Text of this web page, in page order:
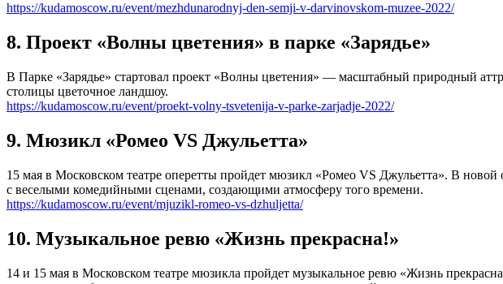
https://kudamoscow.ru/event/mezhdunarodnyj-den-semji-v-darvinovskom-muzee-2022/
8. Проект «Волны цветения» в парке «Зарядье»
В Парке «Зарядье» стартовал проект «Волны цветения» — масштабный природный
столицы цветочное ландшоу.
https://kudamoscow.ru/event/proekt-volny-tsvetenija-v-parke-zarjadje-2022/
9. Мюзикл «Ромео VS Джульетта»
15 мая в Московском театре оперетты пройдет мюзикл «Ромео VS Джульетта». В
с веселыми комедийными сценами, создающими атмосферу того времени.
https://kudamoscow.ru/event/mjuzikl-romeo-vs-dzhuljetta/
10. Музыкальное ревю «Жизнь прекрасна!»
14 и 15 мая в Московском театре мюзикла пройдет музыкальное ревю «Жизнь